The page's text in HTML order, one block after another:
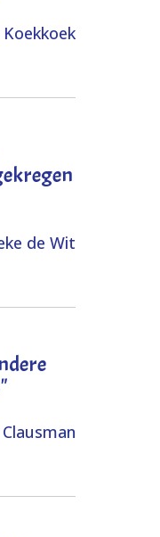
Koekkoek
de Wit